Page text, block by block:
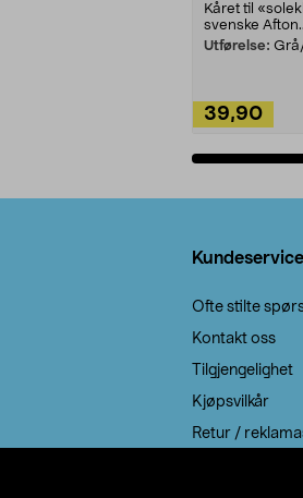
Kåret til
svenske
Utførelse:
39,90
Kundeservice
Ofte stilte
Kontakt oss
Tilgjengelighet
Kjøpsvilkår
Retur /